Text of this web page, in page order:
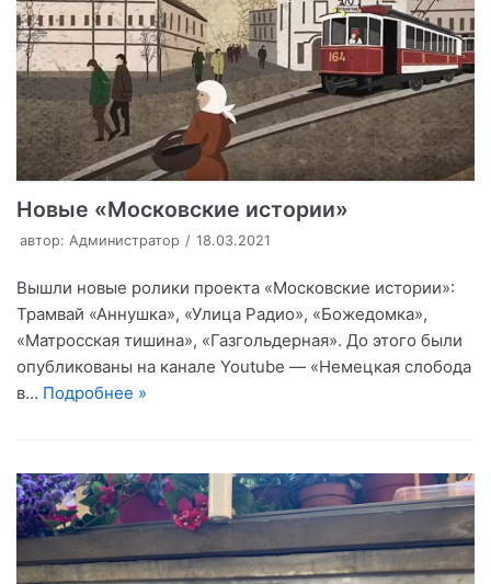
Новые «Московские истории»
автор: Администратор 18.03.2021
Вышли новые ролики проекта «Московские истории»:
Трамвай «Аннушка», «Улица Радио», «Божедомка»,
«Матросская тишина», «Газгольдерная». До этого были
опубликованы на канале Youtube — «Немецкая слобода
в… Подробнее »